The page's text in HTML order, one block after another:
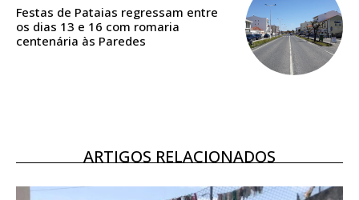
ASSINATURA
DIGITAL ANUAL
Acesso aos conteúdos Exclusivos para
Festas de Pataias regressam entre
os dias 13 e 16 com romaria
centenária às Paredes
ARTIGOS RELACIONADOS